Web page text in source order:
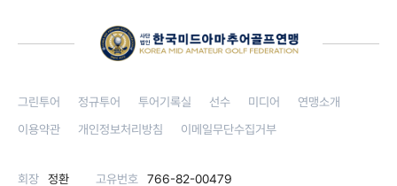
그린투어 정규투어 투어기록실 선수 미디어
연맹소개
이용약관
개인정보처리방침 이메일무단수집거부
회장 정환 고유번호 766-82-00479